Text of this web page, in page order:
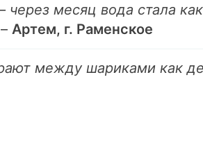
месяц вода стала
– Артем, г. Раменское
между шариками как